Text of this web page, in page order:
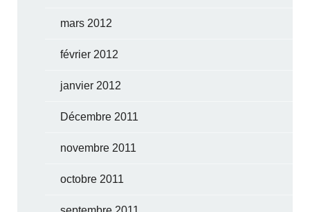
mars 2012
février 2012
janvier 2012
Décembre 2011
novembre 2011
octobre 2011